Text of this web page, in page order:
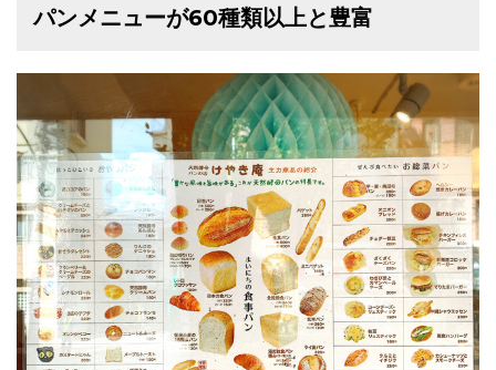
パンメニューが60種類以上と豊富